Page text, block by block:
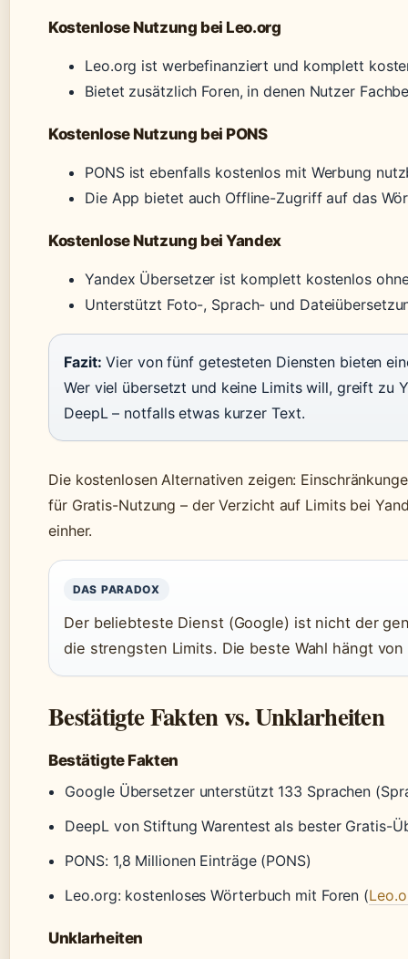
Kostenlose Nutzung bei Leo.org
Leo.org ist werbefinanziert und komplett
Bietet zusätzlich Foren, in denen Nutzer
Kostenlose Nutzung bei PONS
PONS ist ebenfalls kostenlos mit Werbung
Die App bietet auch Offline-Zugriff auf das
Kostenlose Nutzung bei Yandex
Yandex Übersetzer ist komplett kostenlos
Unterstützt Foto-, Sprach- und
Fazit: Vier von fünf getesteten Diensten bieten
Wer viel übersetzt und keine Limits will, greift zu
DeepL – notfalls etwas kurzer Text.
Die kostenlosen Alternativen zeigen:
für Gratis-Nutzung – der Verzicht auf Limits bei
einher.
DAS PARADOX
Der beliebteste Dienst (Google) ist nicht der
die strengsten Limits. Die beste Wahl hängt
Bestätigte Fakten vs. Unklarheiten
Bestätigte Fakten
Google Übersetzer unterstützt 133 Sprachen
DeepL von Stiftung Warentest als bester Gratis-
PONS: 1,8 Millionen Einträge (PONS)
Leo.org: kostenloses Wörterbuch mit Foren (
Unklarheiten